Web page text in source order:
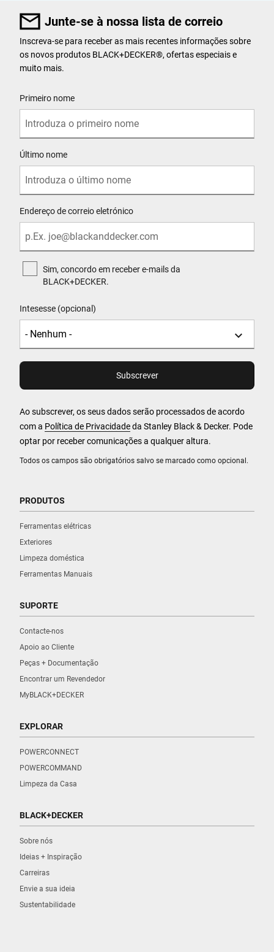
Junte-se à nossa lista de correio
Todos os campos são obrigatórios salvo se marcado como opcional.
Inscreva-se para receber as mais recentes informações sobre
os novos produtos BLACK+DECKER®, ofertas especiais e
muito mais.
Primeiro nome
Último nome
Endereço de correio eletrónico
Sim, concordo em receber e-mails da
BLACK+DECKER.
Intesesse (opcional)
Ao subscrever, os seus dados serão processados de acordo
com a Política de Privacidadeda Stanley Black & Decker. Pode
optar por receber comunicações a qualquer altura.
PRODUTOS
Ferramentas elétricas
Exteriores
Limpeza doméstica
Ferramentas Manuais
SUPORTE
Contacte-nos
Apoio ao Cliente
Peças + Documentação
Encontrar um Revendedor
MyBLACK+DECKER
EXPLORAR
POWERCONNECT
POWERCOMMAND
Limpeza da Casa
BLACK+DECKER
Sobre nós
Ideias + Inspiração
Carreiras
Envie a sua ideia
Sustentabilidade